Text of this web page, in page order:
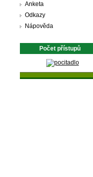
Anketa
Odkazy
Nápověda
Počet přístupů